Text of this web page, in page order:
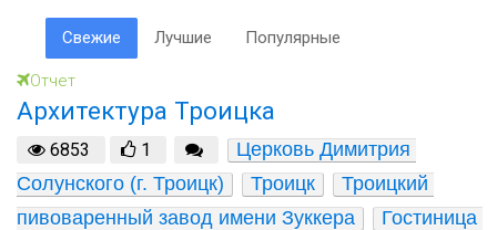
Свежие Лучшие Популярные
Отчет
Архитектура Троицка
6853 1
Церковь Димитрия
Солунского (г. Троицк)
Троицк
Троицкий
пивоваренный завод имени Зуккера
Гостиница